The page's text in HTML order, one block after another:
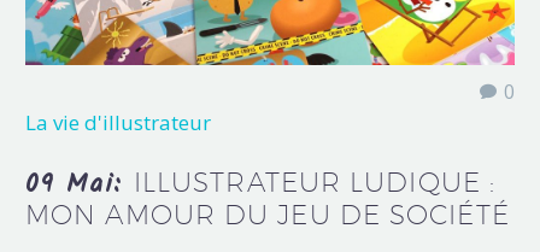
0
La vie d'illustrateur
09 Mai: ILLUSTRATEUR LUDIQUE :
MON AMOUR DU JEU DE SOCIÉTÉ